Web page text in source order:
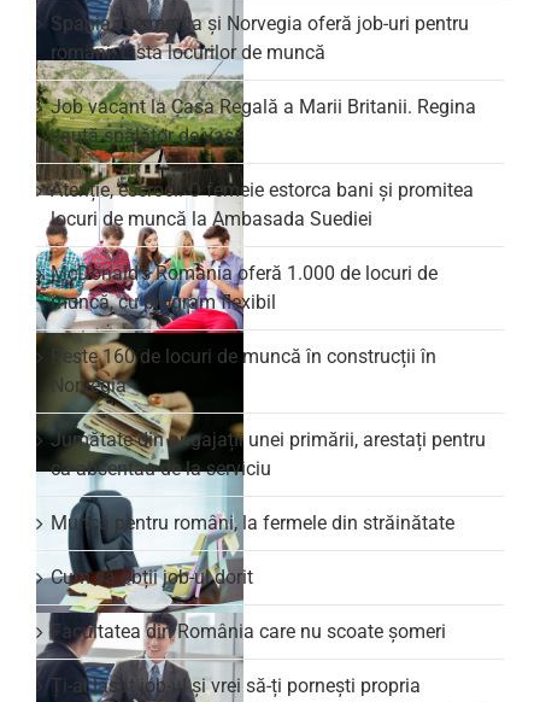
Spania, Germania și Norvegia oferă job-uri pentru
români. Lista locurilor de muncă
Job vacant la Casa Regală a Marii Britanii. Regina
caută spălător de vase
Atenție, escroci! O femeie estorca bani și promitea
locuri de muncă la Ambasada Suediei
McDonald’s România oferă 1.000 de locuri de
muncă, cu program flexibil
Peste 160 de locuri de muncă în construcții în
Norvegia
Jumătate din angajații unei primării, arestați pentru
că absentau de la serviciu
Muncă pentru români, la fermele din străinătate
Cum să obții job-ul dorit
Facultatea din România care nu scoate şomeri
Ți-ai lăsat job-ul și vrei să-ți pornești propria